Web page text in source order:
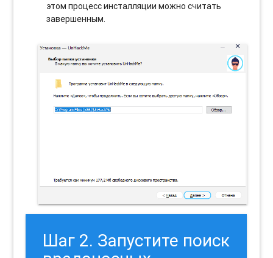
этом процесс инсталляции можно считать
завершенным.
Шаг 2. Запустите поиск